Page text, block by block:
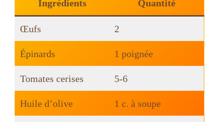
Ingrédients Quantité
Œufs 2
Épinards 1 poignée
Tomates cerises 5-6
Huile d’olive 1 c. à soupe